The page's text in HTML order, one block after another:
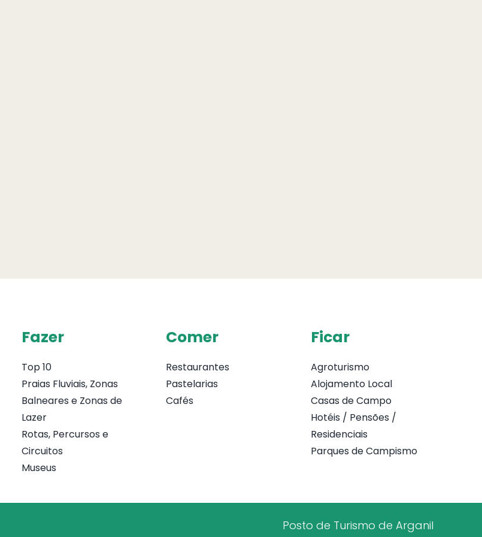
Fazer
Top 10
Praias Fluviais, Zonas
Balneares e Zonas de
Lazer
Rotas, Percursos e
Circuitos
Museus
Comer
Restaurantes
Pastelarias
Cafés
Ficar
Agroturismo
Alojamento Local
Casas de Campo
Hotéis / Pensões /
Residenciais
Parques de Campismo
Posto de Turismo de Arganil